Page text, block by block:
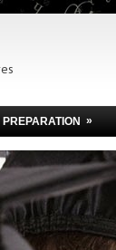
PREPARATION »